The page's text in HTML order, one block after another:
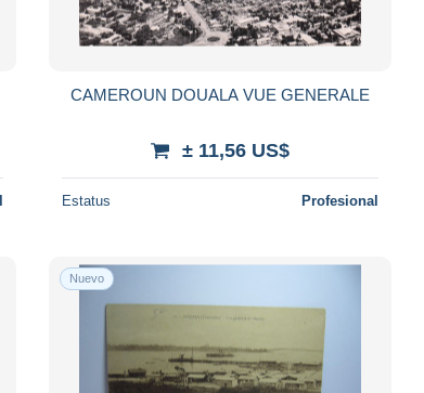
CAMEROUN DOUALA VUE GENERALE
± 11,56 US$
Estatus Profesional
Nuevo